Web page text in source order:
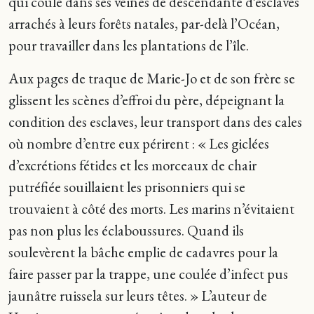
arrachés à leurs forêts natales, par-delà l’Océan,
pour travailler dans les plantations de l’île.
Aux pages de traque de Marie-Jo et de son frère se
glissent les scènes d’effroi du père, dépeignant la
condition des esclaves, leur transport dans des cales
où nombre d’entre eux périrent : « Les giclées
d’excrétions fétides et les morceaux de chair
putréfiée souillaient les prisonniers qui se
trouvaient à côté des morts. Les marins n’évitaient
pas non plus les éclaboussures. Quand ils
soulevèrent la bâche emplie de cadavres pour la
faire passer par la trappe, une coulée d’infect pus
jaunâtre ruissela sur leurs têtes. » L’auteur de